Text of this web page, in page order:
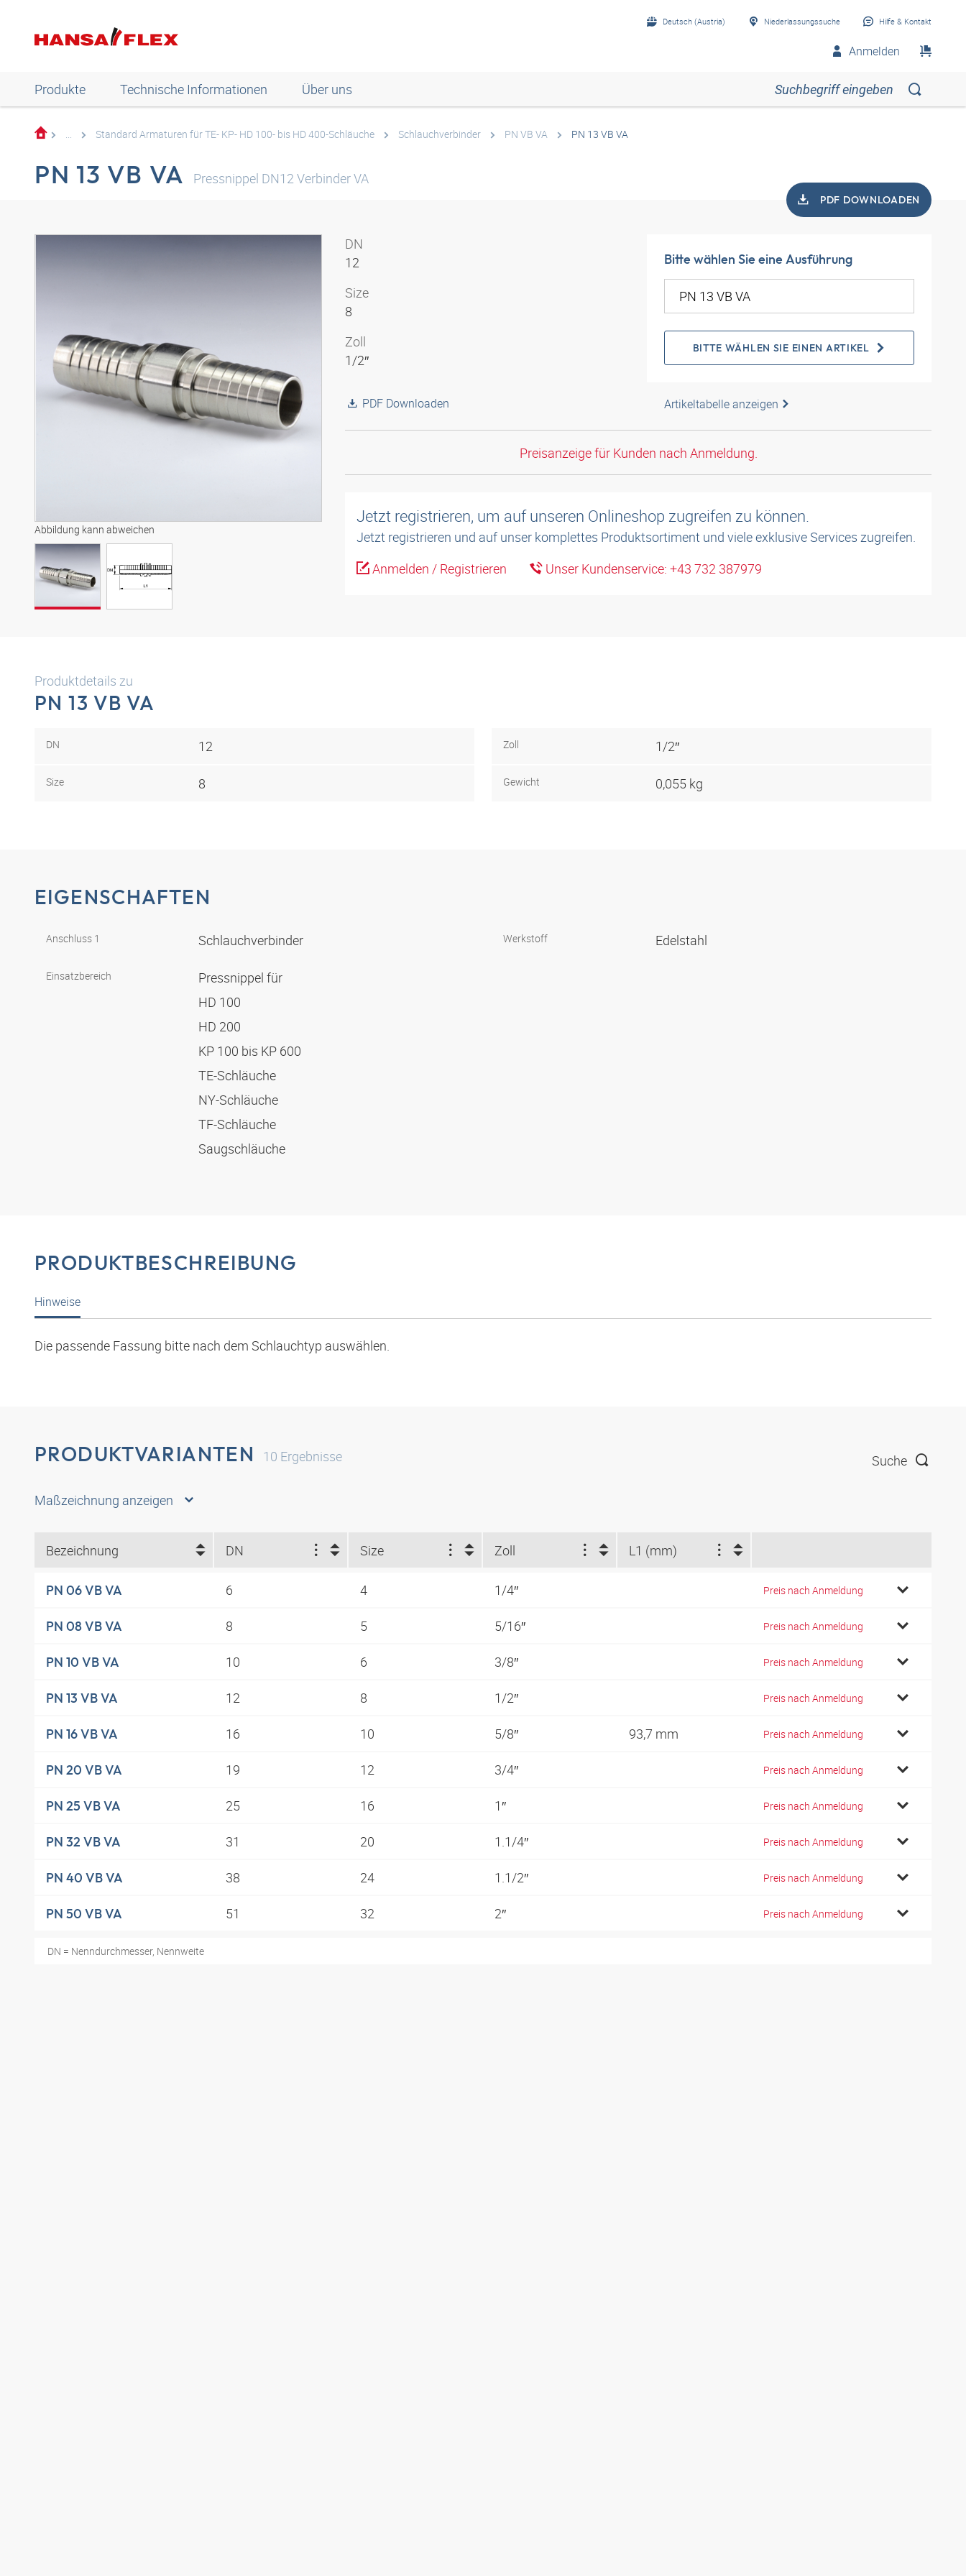
Deutsch (Austria) Niederlassungssuche Hilfe & Kontakt
Anmelden
Produkte Technische Informationen Über uns
... Standard Armaturen für TE- KP- HD 100- bis HD 400-Schläuche Schlauchverbinder PN VB VA PN 13 VB VA
PN 13 VB VA Pressnippel DN12 Verbinder VA
PDF DOWNLOADEN
Abbildung kann abweichen
DN
12
Size
8
Zoll
1/2″
PDF Downloaden
Bitte wählen Sie eine Ausführung
BITTE WÄHLEN SIE EINEN ARTIKEL
Artikeltabelle anzeigen
Preisanzeige für Kunden nach Anmeldung.
Jetzt registrieren, um auf unseren Onlineshop zugreifen zu können.
Jetzt registrieren und auf unser komplettes Produktsortiment und viele exklusive Services zugreifen.
Anmelden / Registrieren
Unser Kundenservice: +43 732 387979
Produktdetails zu
PN 13 VB VA
DN 12
Size 8
Zoll 1/2″
Gewicht 0,055 kg
EIGENSCHAFTEN
Anschluss 1 Schlauchverbinder
Einsatzbereich
Pressnippel für
HD 100
HD 200
KP 100 bis KP 600
TE-Schläuche
NY-Schläuche
TF-Schläuche
Saugschläuche
Werkstoff Edelstahl
PRODUKTBESCHREIBUNG
Hinweise
Die passende Fassung bitte nach dem Schlauchtyp auswählen.
PRODUKTVARIANTEN 10 Ergebnisse Suche
Maßzeichnung anzeigen
Bezeichnung DN Size Zoll L1 (mm)
PN 06 VB VA 6 4 1/4″ Preis nach Anmeldung
PN 08 VB VA 8 5 5/16″ Preis nach Anmeldung
PN 10 VB VA 10 6 3/8″ Preis nach Anmeldung
PN 13 VB VA 12 8 1/2″ Preis nach Anmeldung
PN 16 VB VA 16 10 5/8″ 93,7 mm Preis nach Anmeldung
PN 20 VB VA 19 12 3/4″ Preis nach Anmeldung
PN 25 VB VA 25 16 1″ Preis nach Anmeldung
PN 32 VB VA 31 20 1.1/4″ Preis nach Anmeldung
PN 40 VB VA 38 24 1.1/2″ Preis nach Anmeldung
PN 50 VB VA 51 32 2″ Preis nach Anmeldung
DN = Nenndurchmesser, Nennweite